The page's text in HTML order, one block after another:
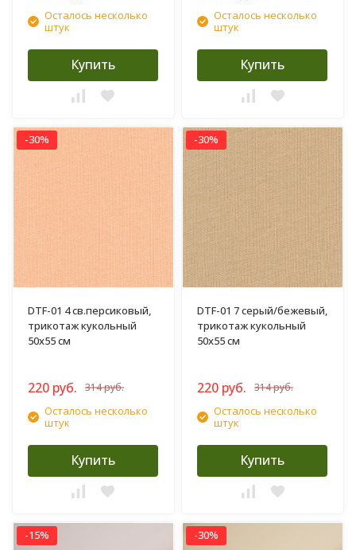
Осталось несколько
штук
Купить
Осталось несколько
штук
Купить
-30%
DTF-01 4 св.персиковый,
трикотаж кукольный
50х55 см
220 руб. 314 руб.
Осталось несколько
штук
Купить
-30%
DTF-01 7 серый/бежевый,
трикотаж кукольный
50х55 см
220 руб. 314 руб.
Осталось несколько
штук
Купить
-15% -30%